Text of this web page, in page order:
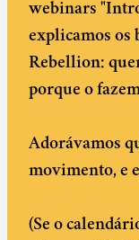
webinars
explicamos os
Rebellion:
porque o
Adorávamos
movimento, e
(Se o